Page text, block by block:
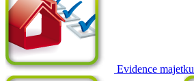
Evidence majetku